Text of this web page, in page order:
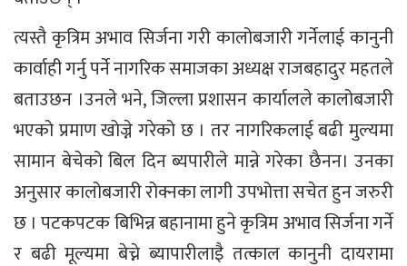
त्यस्तै कृत्रिम अभाव सिर्जना गरी कालोबजारी गर्नेलाई कानुनी
कार्वाही गर्नु पर्ने नागरिक समाजका अध्यक्ष राजबहादुर महतले
बताउछन ।उनले भने, जिल्ला प्रशासन कार्यालले कालोबजारी
भएको प्रमाण खोज्ने गरेको छ । तर नागरिकलाई बढी मुल्यमा
सामान बेचेको बिल दिन ब्यपारीले मान्ने गरेका छैनन। उनका
अनुसार कालोबजारी रोक्नका लागी उपभोत्ता सचेत हुन जरुरी
छ । पटकपटक बिभिन्न बहानामा हुने कृत्रिम अभाव सिर्जना गर्ने
र बढी मूल्यमा बेच्ने ब्यापारीलाइै तत्काल कानुनी दायरामा